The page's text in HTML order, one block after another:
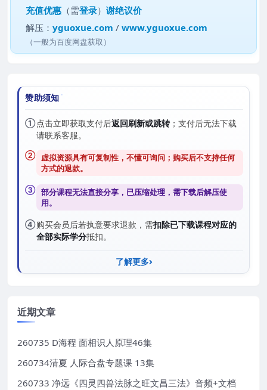
充值优惠 （需登录）谢绝议价
解压：yguoxue.com /www.yguoxue.com
（一般为百度网盘获取）
赞助须知
①点击立即获取支付后返回刷新或跳转；支付后无法下载
请联系客服。
② 虚拟资源具有可复制性，不懂可询问；购买后不支持任何
方式的退款。
③ 部分课程无法直接分享，已压缩处理，需下载后解压使
用。
④购买会员后若执意要求退款，需扣除已下载课程对应的
全部实际学分抵扣。
了解更多
近期文章
260735 D海程 面相识人原理46集
260734清夏 人际合盘专题课 13集
260733 净远《四灵四兽法脉之旺文昌三法》音频+文档